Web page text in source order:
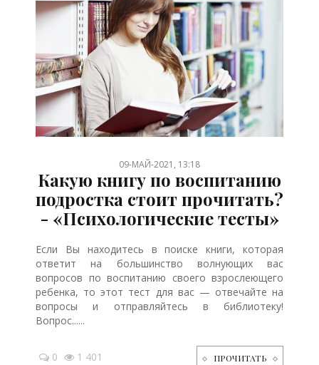
/
09-МАЙ-2021, 13:18
Какую книгу по воспитанию
подростка стоит прочитать?
- «Психологические тесты»
Если Вы находитесь в поиске книги, которая
ответит на большинство волнующих вас
вопросов по воспитанию своего взрослеющего
ребенка, то этот тест для вас — отвечайте на
вопросы и отправляйтесь в библиотеку!
Вопрос......
0 1 401 ПРОЧИТАТЬ